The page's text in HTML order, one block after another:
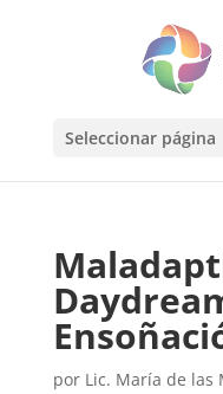
Seleccionar página
por Lic. María de las